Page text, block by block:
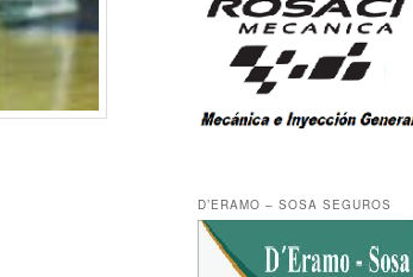
D’ERAMO – SOSA SEGUROS